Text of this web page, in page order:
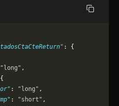
Copiar
: {
"long" ,
: "long" ,
: "short" ,